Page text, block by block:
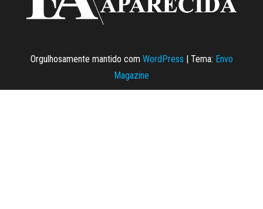
Orgulhosamente mantido com WordPress | Tema: Envo
Magazine